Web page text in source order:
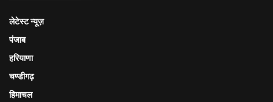
लेटेस्ट न्यूज़
पंजाब
हरियाणा
चण्डीगढ़
हिमाचल